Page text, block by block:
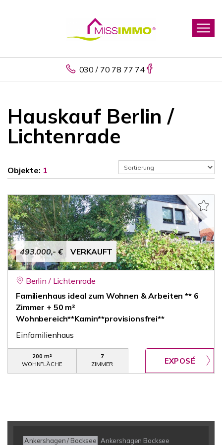
030 / 70 78 77 74
Hauskauf Berlin /
Lichtenrade
Objekte: 1
493.000,- € VERKAUFT
Berlin / Lichtenrade
Familienhaus ideal zum Wohnen & Arbeiten ** 6
Zimmer + 50 m²
Wohnbereich**Kamin**provisionsfrei**
Einfamilienhaus
200 m²
WOHNFLÄCHE
7
ZIMMER
Ankershagen / Bocksee
Ankershagen Bocksee